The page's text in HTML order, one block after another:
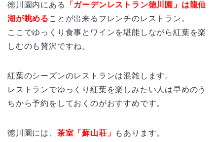
徳川園内にある
「ガーデンレストラン徳川園」は龍仙
湖が眺める ことが出来るフレンチのレストラン。
ここでゆっくり食事とワインを堪能しながら紅葉を楽
しむのも贅沢ですね。
紅葉のシーズンのレストランは混雑します。
レストランでゆっくり紅葉を楽しみたい人は早めのう
ちから予約をしておくのがおすすめです。
徳川園には、 茶室「蘇山荘」
もあります。